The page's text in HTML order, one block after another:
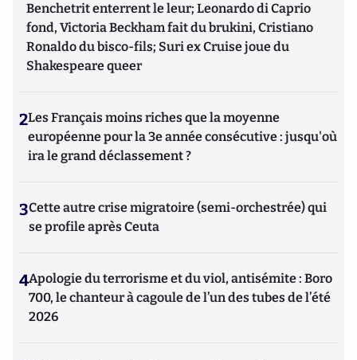
Benchetrit enterrent le leur; Leonardo di Caprio
fond, Victoria Beckham fait du brukini, Cristiano
Ronaldo du bisco-fils; Suri ex Cruise joue du
Shakespeare queer
2Les Français moins riches que la moyenne
européenne pour la 3e année consécutive : jusqu'où
ira le grand déclassement ?
3Cette autre crise migratoire (semi-orchestrée) qui
se profile après Ceuta
4Apologie du terrorisme et du viol, antisémite : Boro
700, le chanteur à cagoule de l’un des tubes de l’été
2026